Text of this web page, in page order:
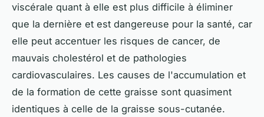
viscérale quant à elle est plus difficile à éliminer
que la dernière et est dangereuse pour la santé, car
elle peut accentuer les risques de cancer, de
mauvais cholestérol et de pathologies
cardiovasculaires. Les causes de l'accumulation et
de la formation de cette graisse sont quasiment
identiques à celle de la graisse sous-cutanée.